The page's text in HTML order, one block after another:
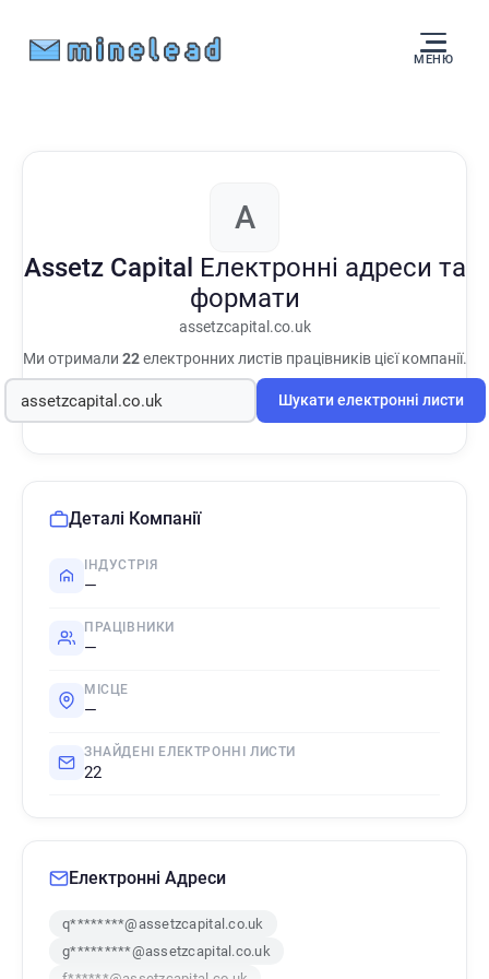
МЕНЮ
A
Assetz Capital Електронні адреси та
формати
assetzcapital.co.uk
Ми отримали 22електронних листів працівників цієї компанії.
Шукати електронні листи
Деталі Компанії
ІНДУСТРІЯ
—
ПРАЦІВНИКИ
—
МІСЦЕ
—
ЗНАЙДЕНІ ЕЛЕКТРОННІ ЛИСТИ
22
Електронні Адреси
q********@assetzcapital.co.uk
g*********@assetzcapital.co.uk